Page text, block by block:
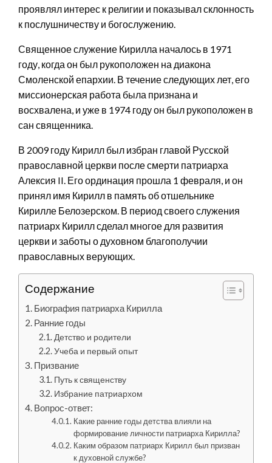
проявлял интерес к религии и показывал склонность
к послушничеству и богослужению.
Священное служение Кирилла началось в 1971
году, когда он был рукоположен на диакона
Смоленской епархии. В течение следующих лет, его
миссионерская работа была признана и
восхвалена, и уже в 1974 году он был рукоположен в
сан священника.
В 2009 году Кирилл был избран главой Русской
православной церкви после смерти патриарха
Алексия II. Его ординация прошла 1 февраля, и он
принял имя Кирилл в память об отшельнике
Кирилле Белозерском. В период своего служения
патриарх Кирилл сделал многое для развития
церкви и заботы о духовном благополучии
православных верующих.
Содержание
Биография патриарха Кирилла
Ранние годы
Детство и родители
Учеба и первый опыт
Призвание
Путь к священству
Избрание патриархом
Вопрос-ответ:
Какие ранние годы детства влияли на
формирование личности патриарха Кирилла?
Каким образом патриарх Кирилл был призван
к духовной службе?